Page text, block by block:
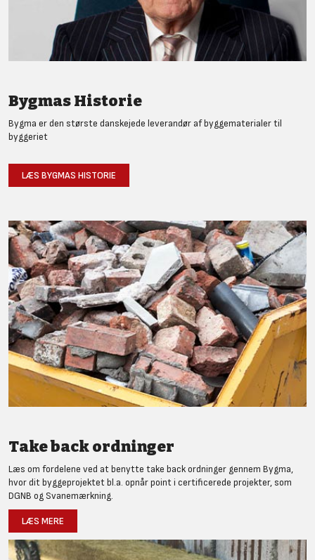
Bygmas Historie
Bygma er den største danskejede leverandør af byggematerialer til
byggeriet
LÆS BYGMAS HISTORIE
Take back ordninger
Læs om fordelene ved at benytte take back ordninger gennem Bygma,
hvor dit byggeprojektet bl.a. opnår point i certificerede projekter, som
DGNB og Svanemærkning.
LÆS MERE